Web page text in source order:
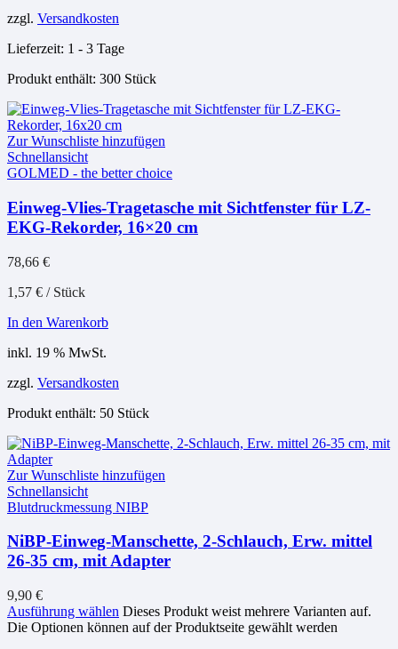
zzgl. Versandkosten
Lieferzeit: 1 - 3 Tage
Produkt enthält: 300 Stück
Zur Wunschliste hinzufügen
Schnellansicht
GOLMED - the better choice
Einweg-Vlies-Tragetasche mit Sichtfenster für LZ-
EKG-Rekorder, 16×20 cm
78,66 €
1,57 € / Stück
In den Warenkorb
inkl. 19 % MwSt.
zzgl. Versandkosten
Produkt enthält: 50 Stück
Zur Wunschliste hinzufügen
Schnellansicht
Blutdruckmessung NIBP
NiBP-Einweg-Manschette, 2-Schlauch, Erw. mittel
26-35 cm, mit Adapter
9,90 €
Ausführung wählen Dieses Produkt weist mehrere Varianten auf.
Die Optionen können auf der Produktseite gewählt werden